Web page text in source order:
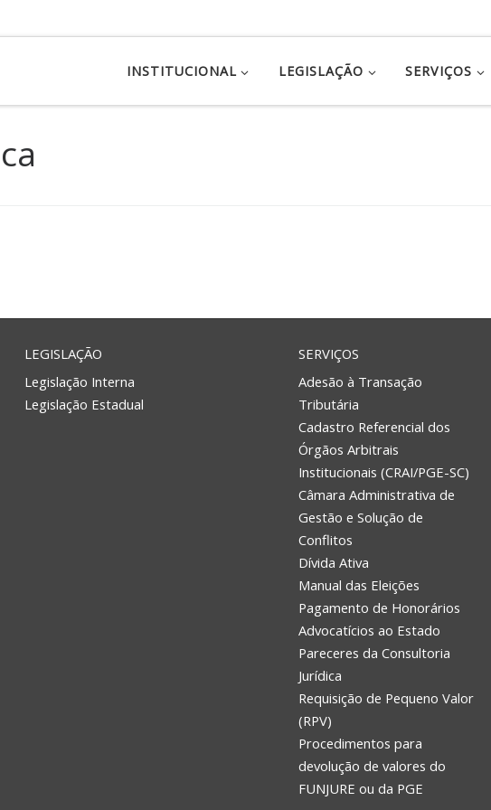
INSTITUCIONAL LEGISLAÇÃO SERVIÇOS
LEGISLAÇÃO
Legislação Interna
Legislação Estadual
SERVIÇOS
Adesão à Transação
Tributária
Cadastro Referencial dos
Órgãos Arbitrais
Institucionais (CRAI/PGE-SC)
Câmara Administrativa de
Gestão e Solução de
Conflitos
Dívida Ativa
Manual das Eleições
Pagamento de Honorários
Advocatícios ao Estado
Pareceres da Consultoria
Jurídica
Requisição de Pequeno Valor
(RPV)
Procedimentos para
devolução de valores do
FUNJURE ou da PGE